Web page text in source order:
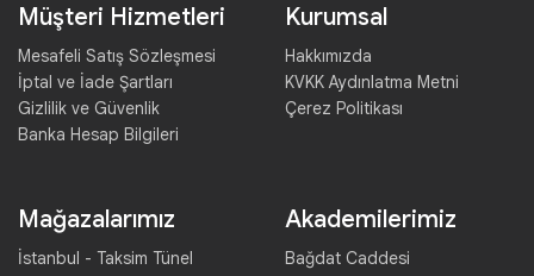
Müşteri Hizmetleri
Mesafeli Satış Sözleşmesi
İptal ve İade Şartları
Gizlilik ve Güvenlik
Banka Hesap Bilgileri
Kurumsal
Hakkımızda
KVKK Aydınlatma Metni
Çerez Politikası
Mağazalarımız
İstanbul - Taksim Tünel
Akademilerimiz
Bağdat Caddesi